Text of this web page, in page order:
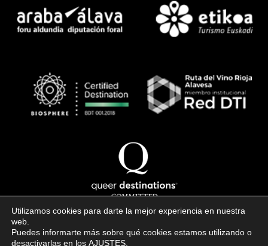
Copyright © 2026 · todos los derechos reservados
Utilizamos cookies para darte la mejor experiencia en nuestra
web.
Puedes informarte más sobre qué cookies estamos utilizando o
desactivarlas en los AJUSTES